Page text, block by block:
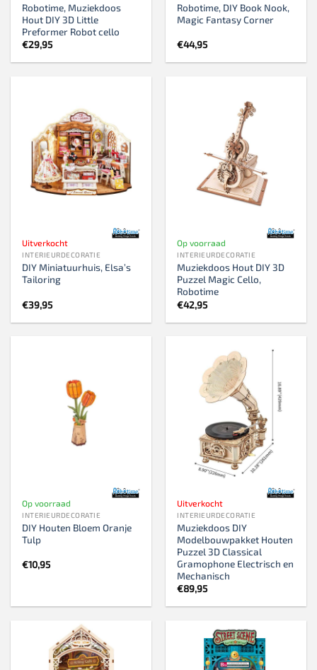
Robotime, Muziekdoos
Hout DIY 3D Little
Preformer Robot cello
€29,95
Robotime, DIY Book Nook,
Magic Fantasy Corner
€44,95
Uitverkocht
INTERIEURDECORATIE
DIY Miniatuurhuis, Elsa’s
Tailoring
€39,95
Op voorraad
INTERIEURDECORATIE
Muziekdoos Hout DIY 3D
Puzzel Magic Cello,
Robotime
€42,95
Op voorraad
INTERIEURDECORATIE
DIY Houten Bloem Oranje
Tulp
€10,95
Uitverkocht
INTERIEURDECORATIE
Muziekdoos DIY
Modelbouwpakket Houten
Puzzel 3D Classical
Gramophone Electrisch en
Mechanisch
€89,95